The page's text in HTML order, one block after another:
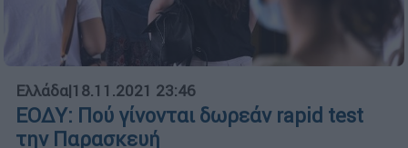
Ελλάδα|18.11.2021 23:46
ΕΟΔΥ: Πού γίνονται δωρεάν rapid test
την Παρασκευή